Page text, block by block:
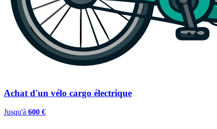
Achat d'un vélo cargo électrique
Jusqu'à 600 €